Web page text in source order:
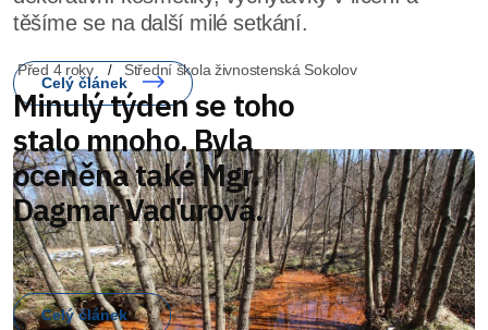
těšíme se na další milé setkání.
Celý článek